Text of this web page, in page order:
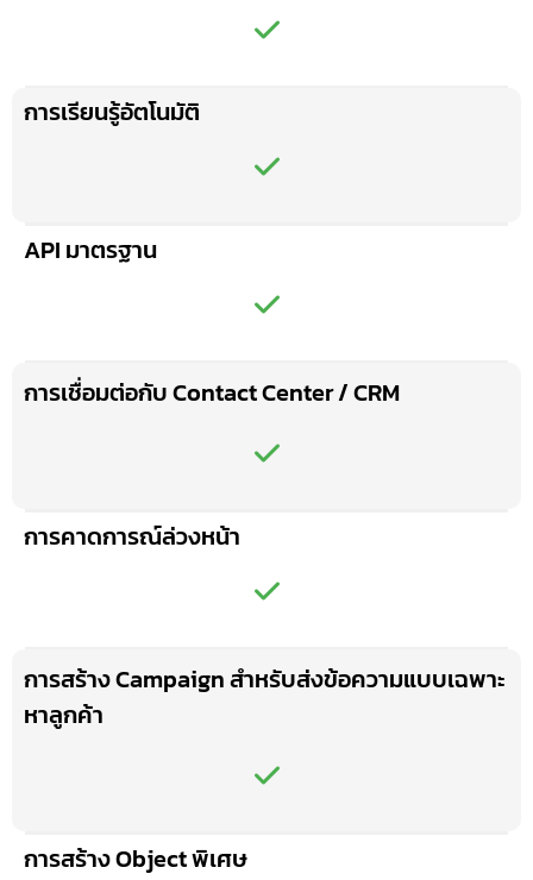
การเรียนรู้อัตโนมัติ
API มาตรฐาน
การเชื่อมต่อกับ Contact Center / CRM
การคาดการณ์ล่วงหน้า
การสร้าง Campaign สำหรับส่งข้อความแบบเฉพาะ
หาลูกค้า
การสร้าง Object พิเศษ